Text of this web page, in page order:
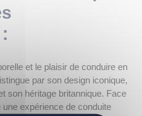
et le plaisir de conduire en
par son design iconique,
son héritage britannique. Face
expérience de conduite